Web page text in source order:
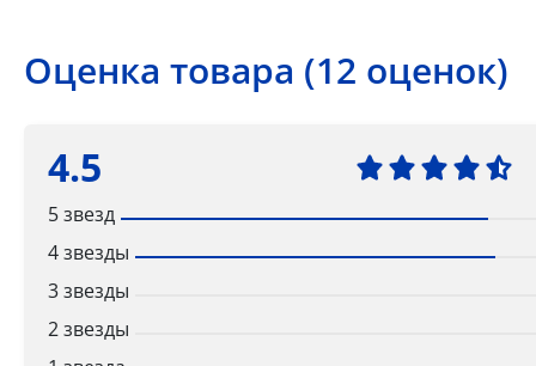
Оценка товара (12 оценок)
4.5
5 звезд
4 звезды
3 звезды
2 звезды